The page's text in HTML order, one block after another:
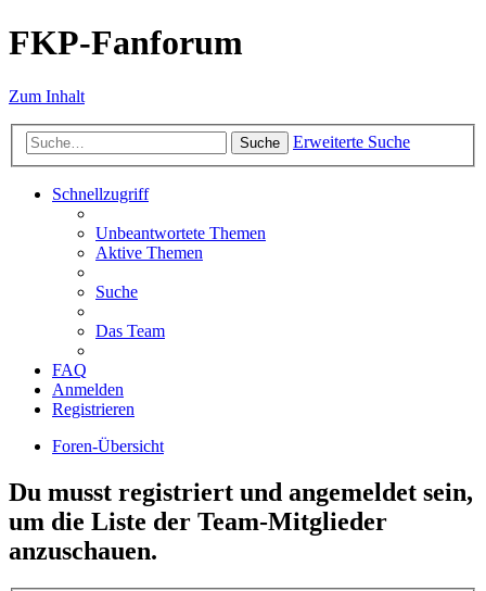
FKP-Fanforum
Zum Inhalt
Suche Erweiterte Suche
Schnellzugriff
Unbeantwortete Themen
Aktive Themen
Suche
Das Team
FAQ
Anmelden
Registrieren
Foren-Übersicht
Du musst registriert und angemeldet sein,
um die Liste der Team-Mitglieder
anzuschauen.